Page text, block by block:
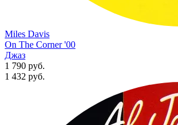
Miles Davis
On The Corner '00
Джаз
1 790 руб.
1 432 руб.